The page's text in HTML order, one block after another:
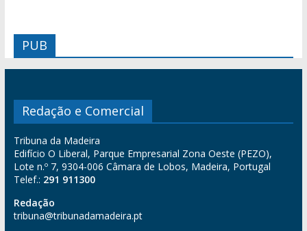
PUB
Redação e Comercial
Tribuna da Madeira
Edifício O Liberal, Parque Empresarial Zona Oeste (PEZO),
Lote n.º 7, 9304-006 Câmara de Lobos, Madeira, Portugal
Telef.: 291 911300
Redação
tribuna@tribunadamadeira.pt